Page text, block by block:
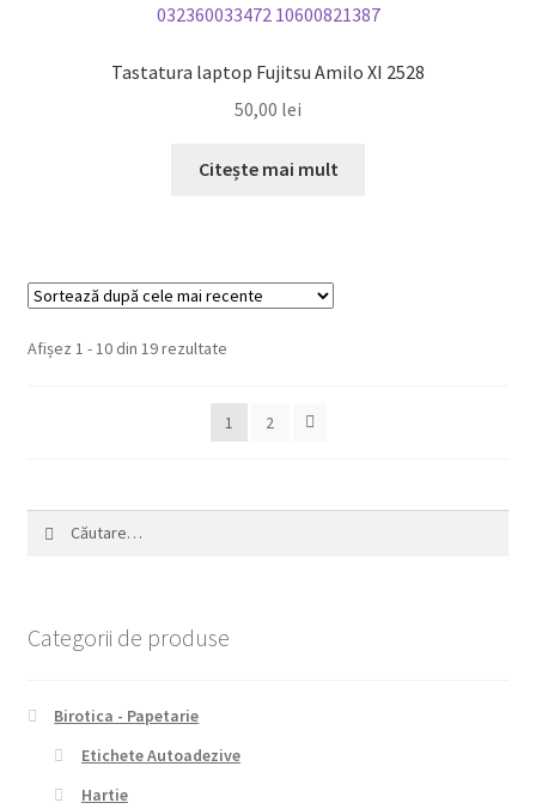
Tastatura laptop Fujitsu Amilo XI 2528
50,00 lei
Citește mai mult
Afișez 1 - 10 din 19 rezultateSortat
cele
mai
1 2
Categorii de produse
Birotica - Papetarie
Etichete Autoadezive
Hartie